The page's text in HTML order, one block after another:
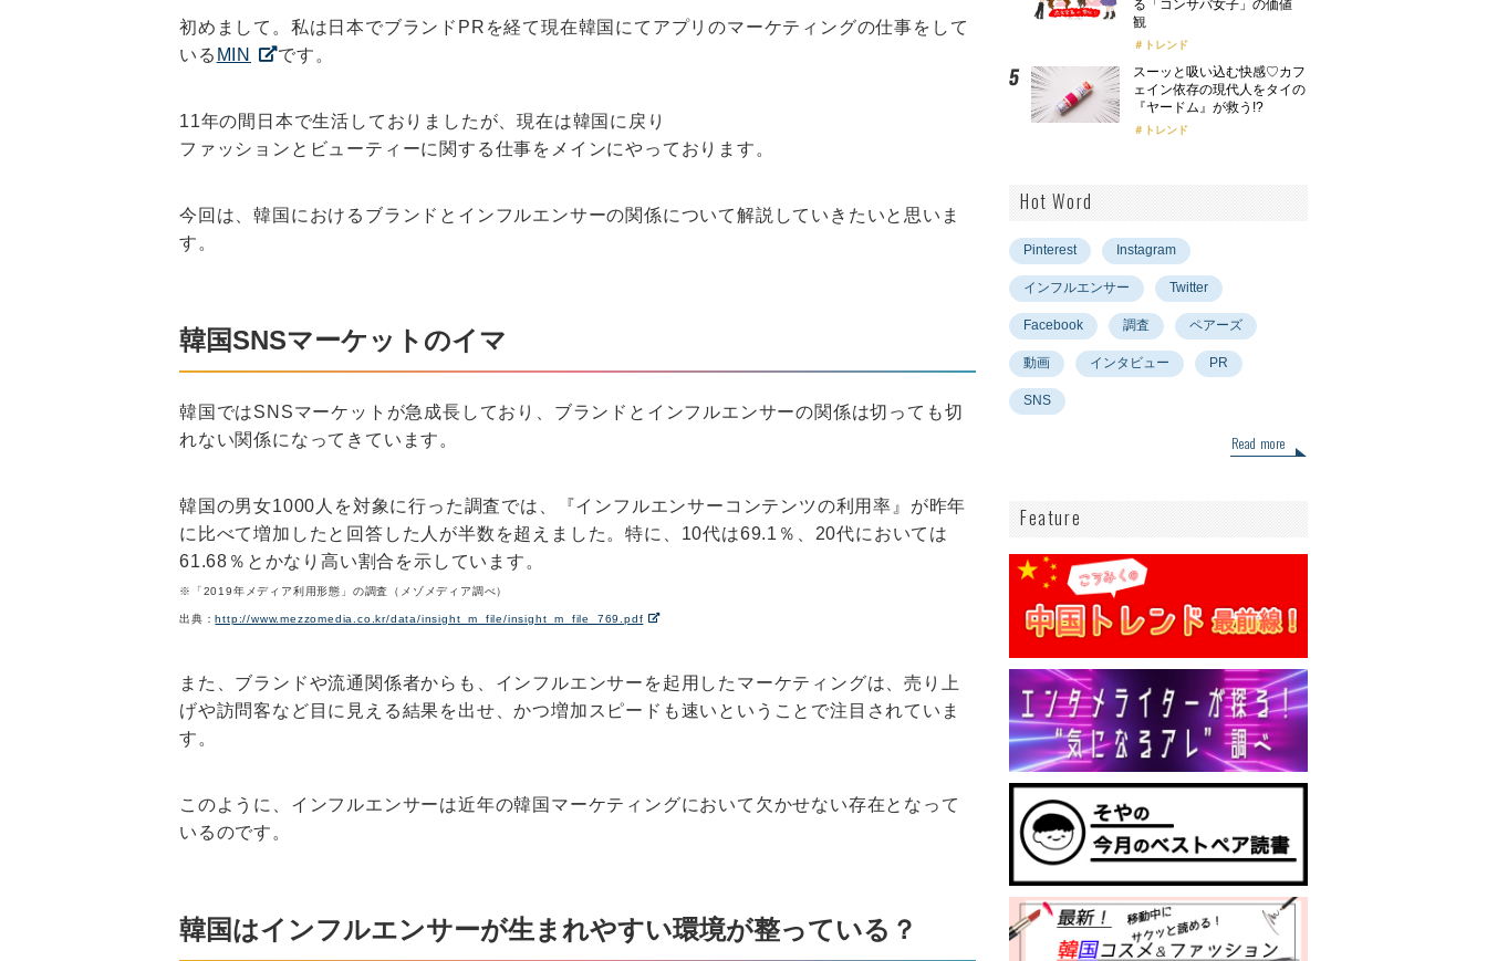
初めまして。私は日本でブランドPRを経て現在韓国にてアプリのマーケティングの仕事をして
いる MIN です。
11年の間日本で生活しておりましたが、現在は韓国に戻り
ファッションとビューティーに関する仕事をメインにやっております。
今回は、韓国におけるブランドとインフルエンサーの関係について解説していきたいと思いま
す。
韓国SNSマーケットのイマ
韓国ではSNSマーケットが急成長しており、ブランドとインフルエンサーの関係は切っても切
れない関係になってきています。
韓国の男女1000人を対象に行った調査では、『インフルエンサーコンテンツの利用率』が昨年
に比べて増加したと回答した人が半数を超えました。特に、10代は69.1％、20代においては
61.68％とかなり高い割合を示しています。
※「2019年メディア利用形態」の調査（メゾメディア調べ）
出典： http://www.mezzomedia.co.kr/data/insight_m_file/insight_m_file_769.pdf
また、ブランドや流通関係者からも、インフルエンサーを起用したマーケティングは、売り上
げや訪問客など目に見える結果を出せ、かつ増加スピードも速いということで注目されていま
す。
このように、インフルエンサーは近年の韓国マーケティングにおいて欠かせない存在となって
いるのです。
韓国はインフルエンサーが生まれやすい環境が整っている？
る「コンサバ女子」の価値
観
トレンド
スーッと吸い込む快感♡カフ
ェイン依存の現代人をタイの
『ヤードム』が救う!?
トレンド
Hot Word
Pinterest Instagram
インフルエンサー Twitter
Facebook 調査 ペアーズ
動画 インタビュー PR
SNS
Read more
Feature